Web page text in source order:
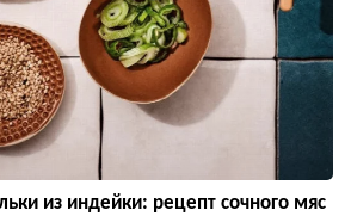
из индейки: рецепт сочного мяс